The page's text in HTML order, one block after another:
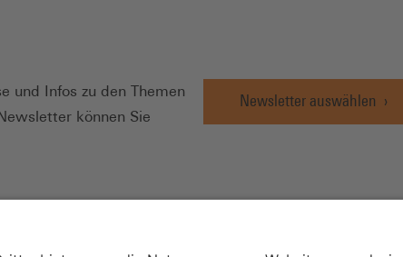
und Infos zu den Themen
können Sie
Newsletter auswählen